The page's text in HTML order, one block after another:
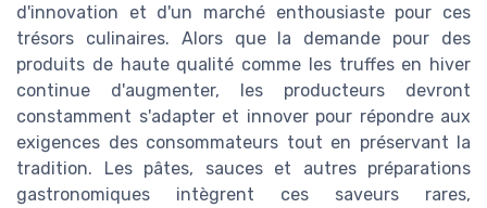
d'innovation et d'un marché enthousiaste pour ces
trésors culinaires. Alors que la demande pour des
produits de haute qualité comme les truffes en hiver
continue d'augmenter, les producteurs devront
constamment s'adapter et innover pour répondre aux
exigences des consommateurs tout en préservant la
tradition. Les pâtes, sauces et autres préparations
gastronomiques intègrent ces saveurs rares,